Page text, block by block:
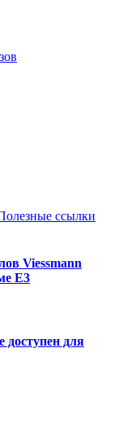
ссылки
Viessmann
Е3
доступен для